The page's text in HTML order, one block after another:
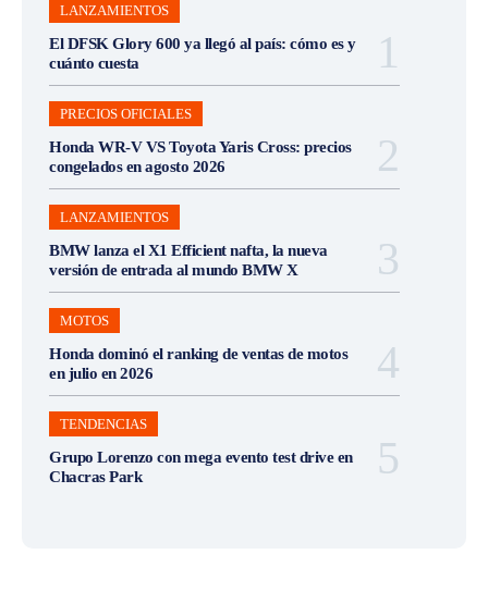
LANZAMIENTOS
El DFSK Glory 600 ya llegó al país: cómo es y
cuánto cuesta
PRECIOS OFICIALES
Honda WR-V VS Toyota Yaris Cross: precios
congelados en agosto 2026
LANZAMIENTOS
BMW lanza el X1 Efficient nafta, la nueva
versión de entrada al mundo BMW X
MOTOS
Honda dominó el ranking de ventas de motos
en julio en 2026
TENDENCIAS
Grupo Lorenzo con mega evento test drive en
Chacras Park